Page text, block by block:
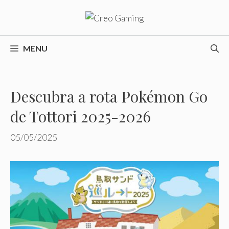
o
conteúdoMENU
Descubra a rota Pokémon Go
de Tottori 2025-2026
05/05/2025